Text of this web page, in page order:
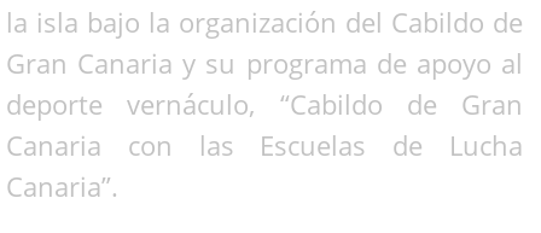
la isla bajo la organización del Cabildo de
Gran Canaria y su programa de apoyo al
deporte vernáculo, “Cabildo de Gran
Canaria con las Escuelas de Lucha
Canaria”.